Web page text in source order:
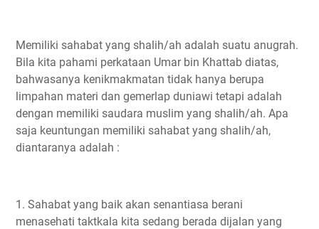
Memiliki sahabat yang shalih/ah adalah suatu anugrah.
Bila kita pahami perkataan Umar bin Khattab diatas,
bahwasanya kenikmakmatan tidak hanya berupa
limpahan materi dan gemerlap duniawi tetapi adalah
dengan memiliki saudara muslim yang shalih/ah. Apa
saja keuntungan memiliki sahabat yang shalih/ah,
diantaranya adalah :
1. Sahabat yang baik akan senantiasa berani
menasehati taktkala kita sedang berada dijalan yang